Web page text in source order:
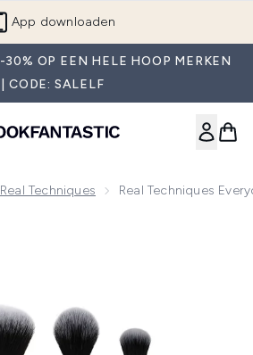
App downloaden
OP EEN HELE HOOP MERKEN
| CODE: SALELF
Real Techniques Real Techniques